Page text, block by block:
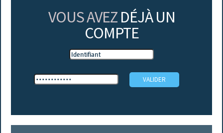
VOUS AVEZ DÉJÀ UN
COMPTE